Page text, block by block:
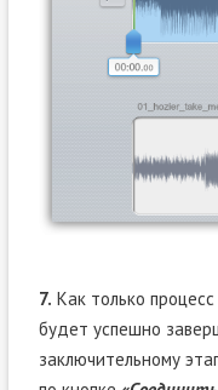
7. Как только
будет успешно
заключительному